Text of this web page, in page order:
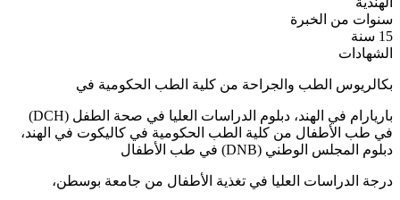
سنوات من الخبرة
15 سنة
الشهادات
بكالريوس الطب والجراحة من كلية الطب الحكومية في
باريارام في الهند، دبلوم الدراسات العليا في صحة الطفل (DCH)
في طب الأطفال من كلية الطب الحكومية في كاليكوت في الهند،
دبلوم المجلس الوطني (DNB) في طب الأطفال
درجة الدراسات العليا في تغذية الأطفال من جامعة بوسطن،